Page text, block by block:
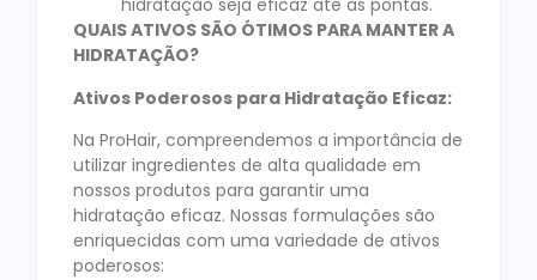
hidratação seja eficaz até as pontas.
QUAIS ATIVOS SÃO ÓTIMOS PARA MANTER A
HIDRATAÇÃO?
Ativos Poderosos para Hidratação Eficaz:
Na ProHair, compreendemos a importância de
utilizar ingredientes de alta qualidade em
nossos produtos para garantir uma
hidratação eficaz. Nossas formulações são
enriquecidas com uma variedade de ativos
poderosos: